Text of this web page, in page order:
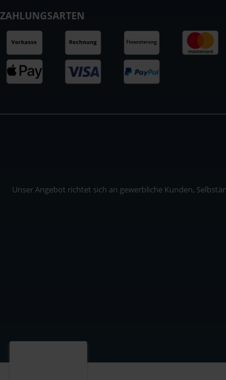
ZAHLUNGSARTEN
Unser Angebot richtet sich an gewerbliche Kunden,